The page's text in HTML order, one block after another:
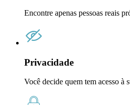
Encontre apenas pessoas reais
Privacidade
Você decide quem tem acesso à